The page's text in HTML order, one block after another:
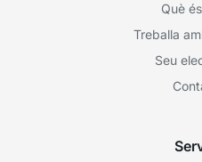
Què
Treballa
Seu